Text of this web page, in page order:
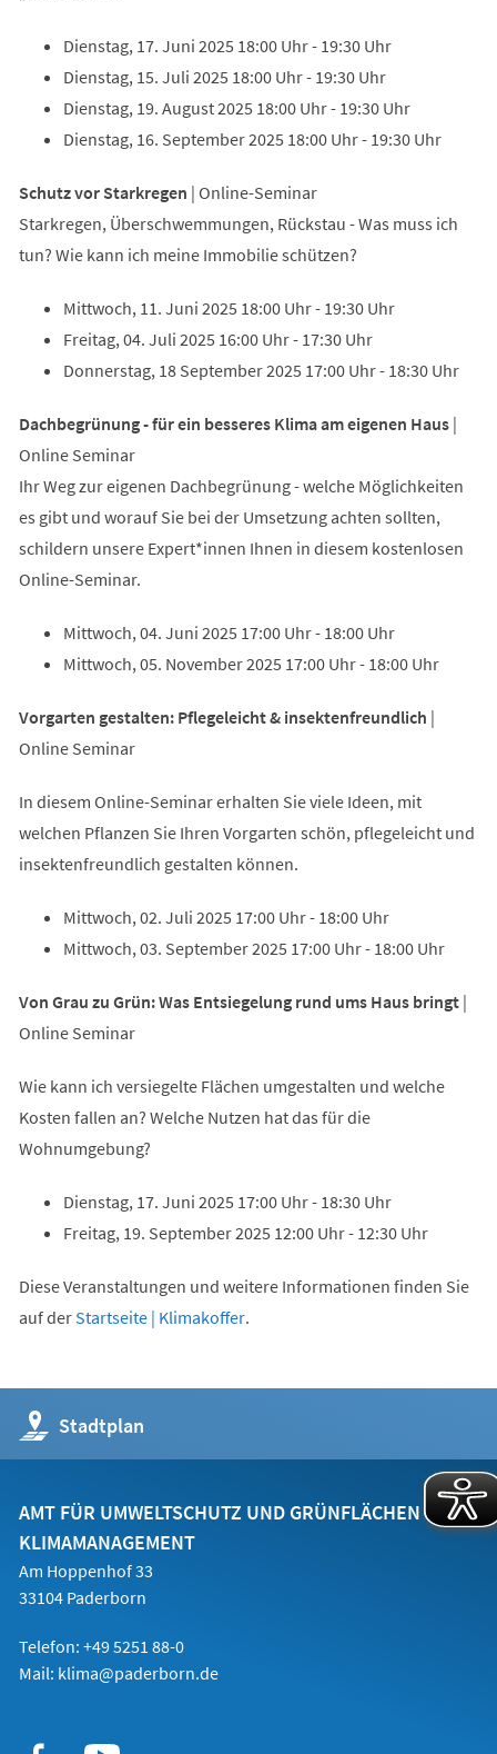
Dienstag, 17. Juni 2025 18:00 Uhr - 19:30 Uhr
Dienstag, 15. Juli 2025 18:00 Uhr - 19:30 Uhr
Dienstag, 19. August 2025 18:00 Uhr - 19:30 Uhr
Dienstag, 16. September 2025 18:00 Uhr - 19:30 Uhr
Schutz vor Starkregen | Online-Seminar
Starkregen, Überschwemmungen, Rückstau - Was muss ich
tun? Wie kann ich meine Immobilie schützen?
Mittwoch, 11. Juni 2025 18:00 Uhr - 19:30 Uhr
Freitag, 04. Juli 2025 16:00 Uhr - 17:30 Uhr
Donnerstag, 18 September 2025 17:00 Uhr - 18:30 Uhr
Dachbegrünung - für ein besseres Klima am eigenen Haus|
Online Seminar
Ihr Weg zur eigenen Dachbegrünung - welche Möglichkeiten
es gibt und worauf Sie bei der Umsetzung achten sollten,
schildern unsere Expert*innen Ihnen in diesem kostenlosen
Online-Seminar.
Mittwoch, 04. Juni 2025 17:00 Uhr - 18:00 Uhr
Mittwoch, 05. November 2025 17:00 Uhr - 18:00 Uhr
Vorgarten gestalten: Pflegeleicht & insektenfreundlich |
Online Seminar
In diesem Online-Seminar erhalten Sie viele Ideen, mit
welchen Pflanzen Sie Ihren Vorgarten schön, pflegeleicht und
insektenfreundlich gestalten können.
Mittwoch, 02. Juli 2025 17:00 Uhr - 18:00 Uhr
Mittwoch, 03. September 2025 17:00 Uhr - 18:00 Uhr
Von Grau zu Grün: Was Entsiegelung rund ums Haus bringt |
Online Seminar
Wie kann ich versiegelte Flächen umgestalten und welche
Kosten fallen an? Welche Nutzen hat das für die
Wohnumgebung?
Dienstag, 17. Juni 2025 17:00 Uhr - 18:30 Uhr
Freitag, 19. September 2025 12:00 Uhr - 12:30 Uhr
Diese Veranstaltungen und weitere Informationen finden Sie
auf derStartseite | Klimakoffer
(Öffnet
neuen
Tab)
.
Stadtplan
(Öffnet
in
einem
Tab)
AMT FÜR UMWELTSCHUTZ UND GRÜNFLÄCHEN
KLIMAMANAGEMENT
Am Hoppenhof 33
33104 Paderborn
Telefon: +49 5251 88-0
Mail: klima@paderborn.de